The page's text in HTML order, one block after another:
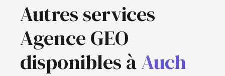
Autres services
Agence GEO
disponibles àAuch